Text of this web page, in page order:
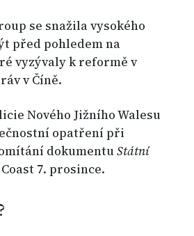
se snažila vysokého
před pohledem na
vyzývaly k reformě v
v Číně.
Nového Jižního Walesu
opatření při
dokumentuStátní
7. prosince.